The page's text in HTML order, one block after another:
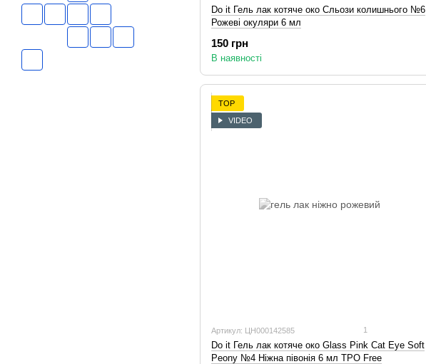
Do it Гель лак котяче око Сльози колишнього №6
Рожеві окуляри 6 мл
150 грн
В наявності
TOP
VIDEO
Артикул: ЦН000142585 1
Do it Гель лак котяче око Glass Pink Cat Eye Soft
Peony №4 Ніжна півонія 6 мл TPO Free